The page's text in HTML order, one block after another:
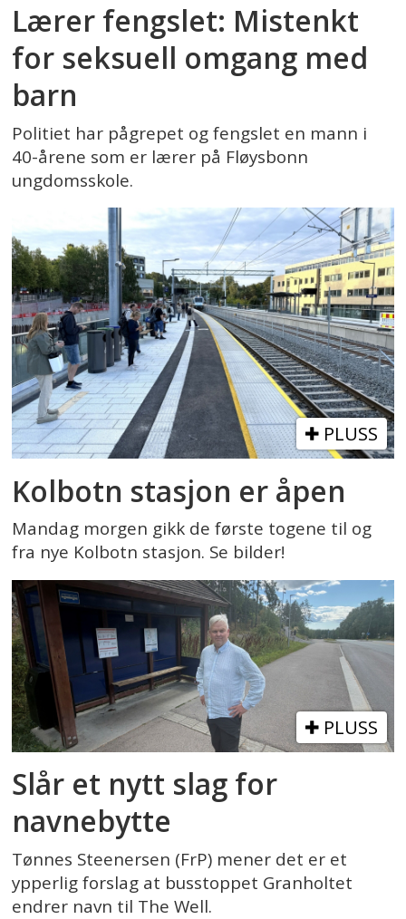
Lærer fengslet: Mistenkt
for seksuell omgang med
barn
Politiet har pågrepet og fengslet en mann i
40-årene som er lærer på Fløysbonn
ungdomsskole.
PLUSS
Kolbotn stasjon er åpen
Mandag morgen gikk de første togene til og
fra nye Kolbotn stasjon. Se bilder!
PLUSS
Slår et nytt slag for
navnebytte
Tønnes Steenersen (FrP) mener det er et
ypperlig forslag at busstoppet Granholtet
endrer navn til The Well.